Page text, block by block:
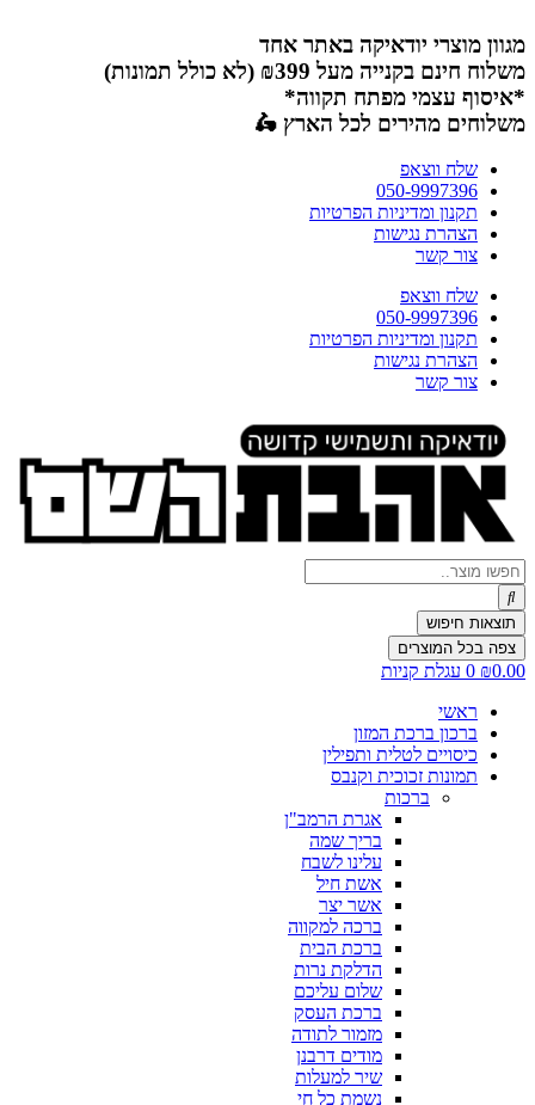
לתוכן
מגוון מוצרי יודאיקה באתר אחד
משלוח חינם בקנייה מעל ₪399 (לא כולל תמונות)
*איסוף עצמי מפתח תקווה*
משלוחים מהירים לכל הארץ 🛵
שלח ווצאפ
050-9997396
תקנון ומדיניות הפרטיות
הצהרת נגישות
צור קשר
שלח ווצאפ
050-9997396
תקנון ומדיניות הפרטיות
הצהרת נגישות
צור קשר
Search
...
תוצאות חיפוש
צפה בכל המוצרים
₪0.00
0 עגלת קניות
ראשי
ברכון ברכת המזון
כיסויים לטלית ותפילין
תמונות זכוכית וקנבס
ברכות
אגרת הרמב"ן
בריך שמה
עלינו לשבח
אשת חיל
אשר יצר
ברכה למקווה
ברכת הבית
הדלקת נרות
שלום עליכם
ברכת העסק
מזמור לתודה
מודים דרבנן
שיר למעלות
נשמת כל חי